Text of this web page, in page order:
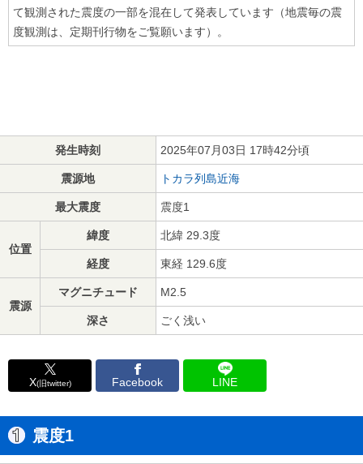
て観測された震度の一部を混在して発表しています（地震毎の震
度観測は、定期刊行物をご覧願います）。
発生時刻 2025年07月03日 17時42分頃
震源地 トカラ列島近海
最大震度 震度1
位置
緯度 北緯 29.3度
経度 東経 129.6度
震源
マグニチュード M2.5
深さ ごく浅い
X(旧twitter) Facebook LINE
震度1